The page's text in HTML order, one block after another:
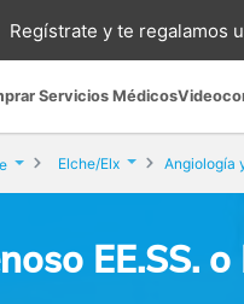
Regístrate yte regalamos
Servicios Médicos
Elche/Elx Angiología
EE.SS. o